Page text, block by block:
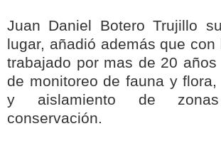
Juan Daniel Botero Trujillo
lugar, añadió además que
trabajado por mas de 20
de monitoreo de fauna y flora,
y aislamiento de
conservación.